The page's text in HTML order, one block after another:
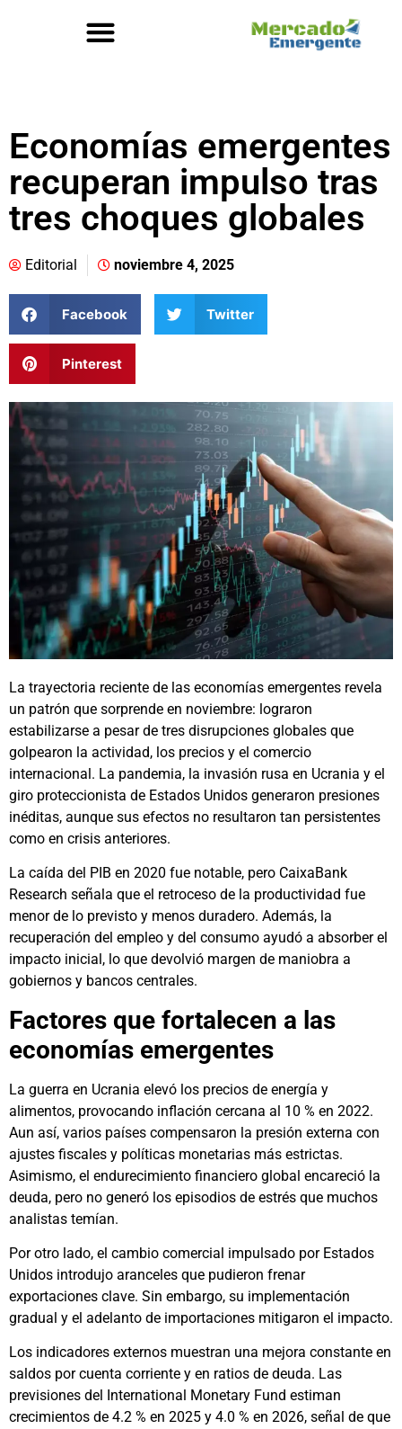
Economías emergentes
recuperan impulso tras
tres choques globales
Editorial noviembre 4, 2025
Facebook Twitter
Pinterest
La trayectoria reciente de las economías emergentes revela
un patrón que sorprende en noviembre: lograron
estabilizarse a pesar de tres disrupciones globales que
golpearon la actividad, los precios y el comercio
internacional. La pandemia, la invasión rusa en Ucrania y el
giro proteccionista de Estados Unidos generaron presiones
inéditas, aunque sus efectos no resultaron tan persistentes
como en crisis anteriores.
La caída del PIB en 2020 fue notable, pero CaixaBank
Research señala que el retroceso de la productividad fue
menor de lo previsto y menos duradero. Además, la
recuperación del empleo y del consumo ayudó a absorber el
impacto inicial, lo que devolvió margen de maniobra a
gobiernos y bancos centrales.
Factores que fortalecen a las
economías emergentes
La guerra en Ucrania elevó los precios de energía y
alimentos, provocando inflación cercana al 10 % en 2022.
Aun así, varios países compensaron la presión externa con
ajustes fiscales y políticas monetarias más estrictas.
Asimismo, el endurecimiento financiero global encareció la
deuda, pero no generó los episodios de estrés que muchos
analistas temían.
Por otro lado, el cambio comercial impulsado por Estados
Unidos introdujo aranceles que pudieron frenar
exportaciones clave. Sin embargo, su implementación
gradual y el adelanto de importaciones mitigaron el impacto.
Los indicadores externos muestran una mejora constante en
saldos por cuenta corriente y en ratios de deuda. Las
previsiones del International Monetary Fund estiman
crecimientos de 4.2 % en 2025 y 4.0 % en 2026, señal de que